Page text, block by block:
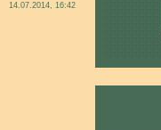
14.07.2014, 16:42